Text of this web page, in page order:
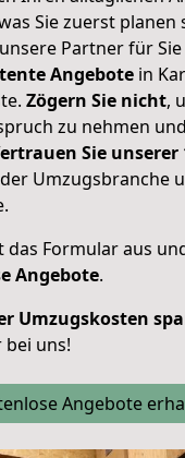
Sie zuerst planen
Partner für
Angebote in
Zögern Sie nicht,
zu nehmen
Sie unserer
Umzugsbranche
das Formular aus
Angebote.
Umzugskosten
uns!
Angebote